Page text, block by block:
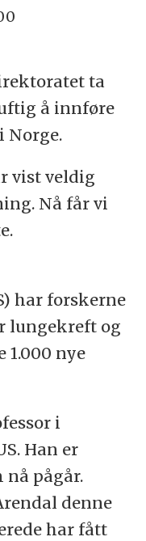
ta
å innføre
Norge.
vist veldig
Nå får vi
har forskerne
lungekreft og
1.000 nye
i
Han er
nå pågår.
denne
har fått